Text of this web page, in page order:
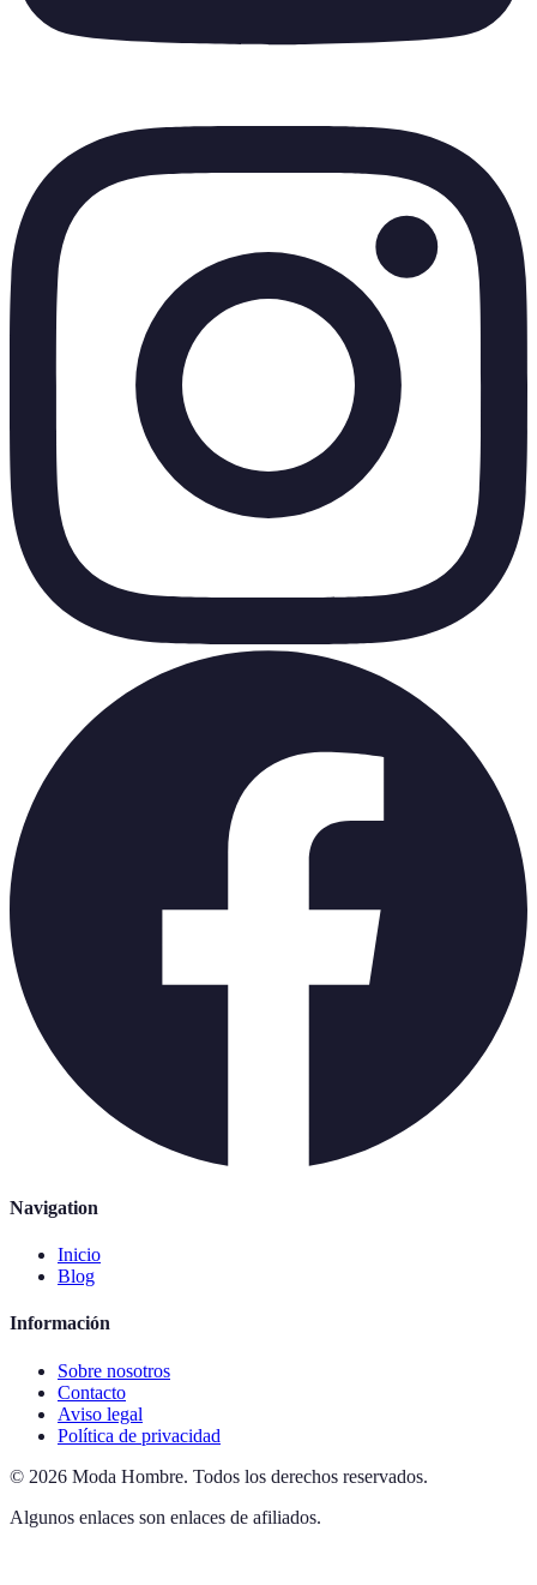
Navigation
Inicio
Blog
Información
Sobre nosotros
Contacto
Aviso legal
Política de privacidad
© 2026 Moda Hombre. Todos los derechos reservados.
Algunos enlaces son enlaces de afiliados.